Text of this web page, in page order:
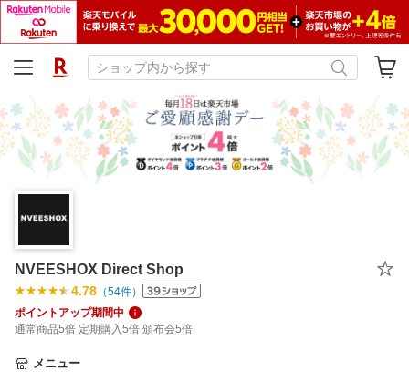
NVEESHOX Direct Shop
4.78 （54件）
ポイントアップ期間中
通常商品5倍 定期購入5倍 頒布会5倍
メニュー